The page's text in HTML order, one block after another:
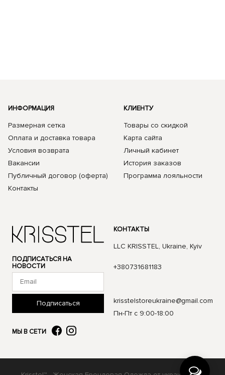
ПОДПИСАТЬСЯ НА
НОВОСТИ
Подписаться
МЫ В СЕТИ
ИНФОРМАЦИЯ
Размерная сетка
Оплата и доставка товара
Условия возврата
Вакансии
Публичный договор (оферта)
Контакты
КЛИЕНТУ
Товары со скидкой
Карта сайта
Личный кабинет
История заказов
Программа лояльности
КОНТАКТЫ
LLC KRISSTEL, Ukraine, Kyiv
+380731681183
krisstelstoreukraine@gmail.com
Пн-Пт с 9:00-18:00